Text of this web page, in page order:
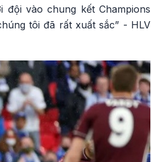
vào chung kết Champions
tôi đã rất xuất sắc” - HLV